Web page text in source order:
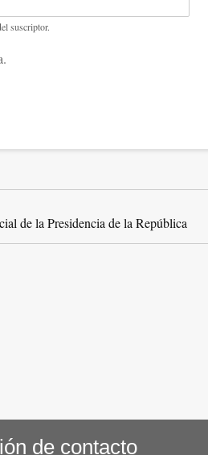
suscriptor.
de la Presidencia de la República
de contacto